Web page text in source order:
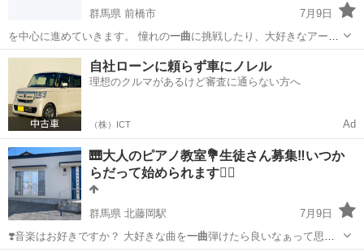
群馬県 前橋市
7月9日
を中心に進めていきます。 憧れの一曲に挑戦したり、大好きなアーテ
ィストの曲…
群馬 前橋市 サックス ボイストレーニング
自社ローンに頼らず車にノレル
理想のクルマがあるけど審査に通らない方へ
（株）ICT Ad
🎹大人のピアノ教室💐生徒さん募集‼️いつか
らだって始められます🙆‍♀️
群馬県 北藤岡駅
7月9日
❣️音楽はお好きですか？ 大好きな曲を一曲弾けたら良いなぁって思い